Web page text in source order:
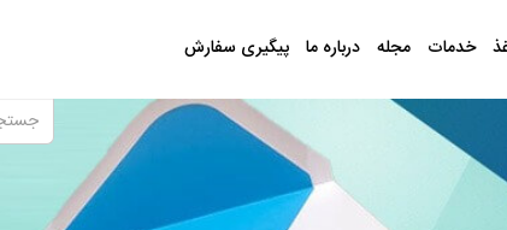
خدمات مجله درباره ما پیگیری سفارش